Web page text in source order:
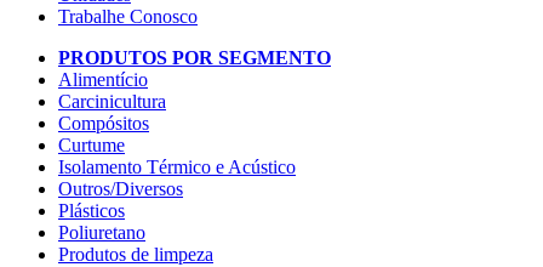
Trabalhe Conosco
PRODUTOS POR SEGMENTO
Alimentício
Carcinicultura
Compósitos
Curtume
Isolamento Térmico e Acústico
Outros/Diversos
Plásticos
Poliuretano
Produtos de limpeza